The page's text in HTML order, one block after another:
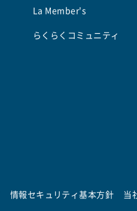
La Member's
らくらくコミュニティ
情報セキュリティ基本方針 当